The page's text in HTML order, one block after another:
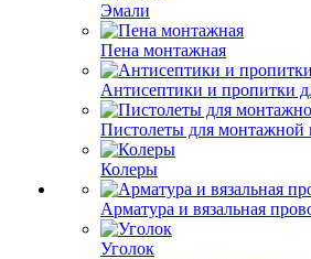
Эмали
Пена монтажная
Антисептики и пропитки
Пистолеты для монтажной
Колеры
Арматура и вязальная
Уголок